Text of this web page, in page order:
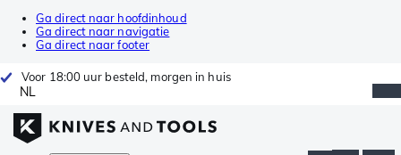
Ga direct naar hoofdinhoud
Ga direct naar navigatie
Ga direct naar footer
Voor 18:00 uur besteld, morgen in huis
NL